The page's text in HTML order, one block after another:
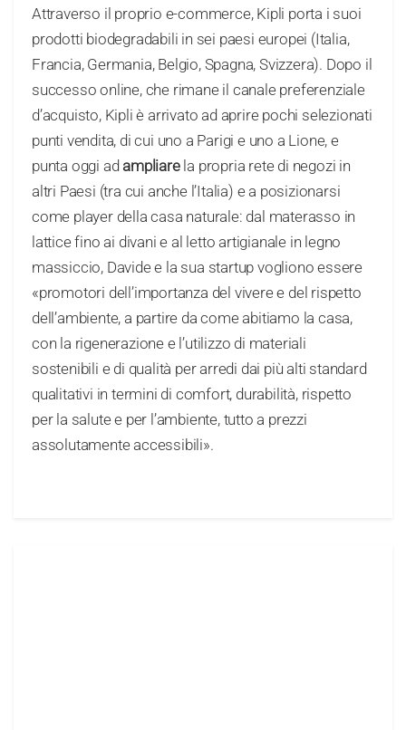
Attraverso il proprio e-commerce, Kipli porta i suoi
prodotti biodegradabili in sei paesi europei (Italia,
Francia, Germania, Belgio, Spagna, Svizzera). Dopo il
successo online, che rimane il canale preferenziale
d’acquisto, Kipli è arrivato ad aprire pochi selezionati
punti vendita, di cui uno a Parigi e uno a Lione, e
punta oggi adampliarela propria rete di negozi in
altri Paesi (tra cui anche l’Italia) e a posizionarsi
come player della casa naturale: dal materasso in
lattice fino ai divani e al letto artigianale in legno
massiccio, Davide e la sua startup vogliono essere
«promotori dell’importanza del vivere e del rispetto
dell’ambiente, a partire da come abitiamo la casa,
con la rigenerazione e l’utilizzo di materiali
sostenibili e di qualità per arredi dai più alti standard
qualitativi in termini di comfort, durabilità, rispetto
per la salute e per l’ambiente, tutto a prezzi
assolutamente accessibili».